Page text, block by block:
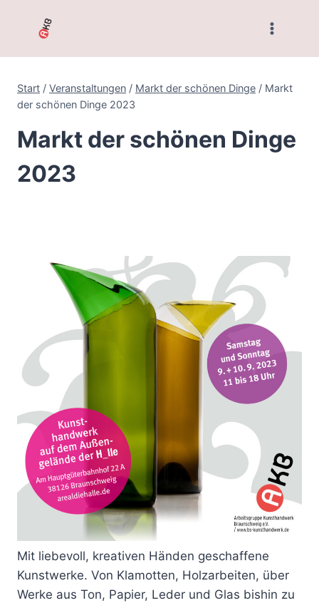
Start / Veranstaltungen / Markt der schönen Dinge / Markt
der schönen Dinge 2023
Markt der schönen Dinge
2023
Mit liebevoll, kreativen Händen geschaffene
Kunstwerke. Von Klamotten, Holzarbeiten, über
Werke aus Ton, Papier, Leder und Glas bishin zu